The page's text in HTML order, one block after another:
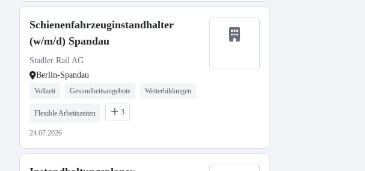
Schienenfahrzeuginstandhalter
(w/m/d) Spandau
Stadler Rail AG
Berlin-Spandau
Vollzeit Gesundheitsangebote Weiterbildungen
Flexible Arbeitszeiten 3
24.07.2026